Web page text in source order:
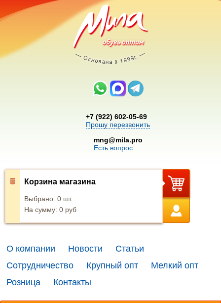
+7 (922) 602-05-69
Прошу перезвонить
mng@mila.pro
Есть вопрос
Корзина магазина
Выбрано: 0 шт.
На сумму: 0 руб
О компании Новости
Статьи
Сотрудничество
Крупный опт
Мелкий опт
Розница
Контакты